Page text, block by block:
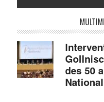
des 50
National